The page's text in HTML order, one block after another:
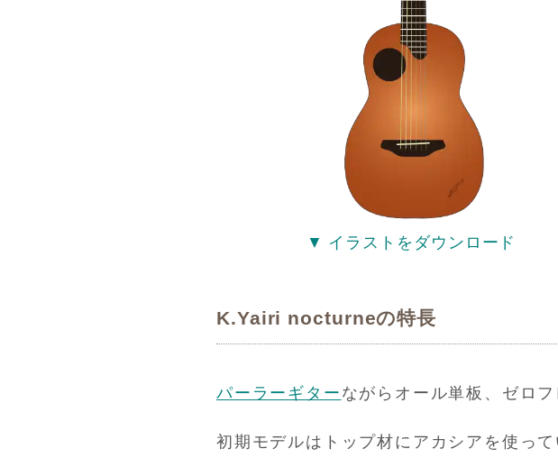
▼ イラストをダウンロード
K.Yairi nocturneの特長
パーラーギター ながらオール単板、ゼロ
初期モデルはトップ材にアカシアを使っ